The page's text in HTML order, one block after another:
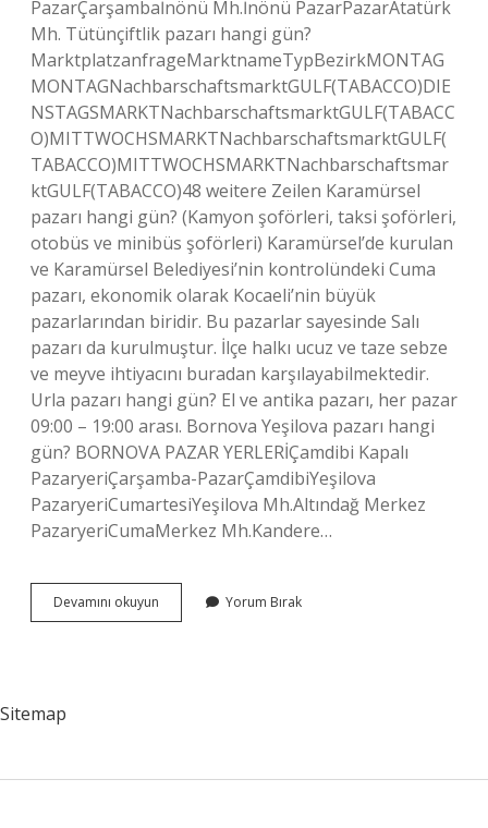
PazarÇarşambaİnönü Mh.İnönü PazarPazarAtatürk
Mh. Tütünçiftlik pazarı hangi gün?
MarktplatzanfrageMarktnameTypBezirkMONTAG
MONTAGNachbarschaftsmarktGULF(TABACCO)DIE
NSTAGSMARKTNachbarschaftsmarktGULF(TABACC
O)MITTWOCHSMARKTNachbarschaftsmarktGULF(
TABACCO)MITTWOCHSMARKTNachbarschaftsmar
ktGULF(TABACCO)48 weitere Zeilen Karamürsel
pazarı hangi gün? (Kamyon şoförleri, taksi şoförleri,
otobüs ve minibüs şoförleri) Karamürsel’de kurulan
ve Karamürsel Belediyesi’nin kontrolündeki Cuma
pazarı, ekonomik olarak Kocaeli’nin büyük
pazarlarından biridir. Bu pazarlar sayesinde Salı
pazarı da kurulmuştur. İlçe halkı ucuz ve taze sebze
ve meyve ihtiyacını buradan karşılayabilmektedir.
Urla pazarı hangi gün? El ve antika pazarı, her pazar
09:00 – 19:00 arası. Bornova Yeşilova pazarı hangi
gün? BORNOVA PAZAR YERLERİÇamdibi Kapalı
PazaryeriÇarşamba-PazarÇamdibiYeşilova
PazaryeriCumartesiYeşilova Mh.Altındağ Merkez
PazaryeriCumaMerkez Mh.Kandere…
Devamını okuyun Yeşilova
Pazarı
Yorum Bırak
Sitemap